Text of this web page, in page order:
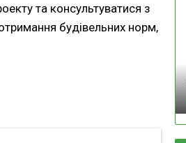
та консультуватися з
будівельних норм,